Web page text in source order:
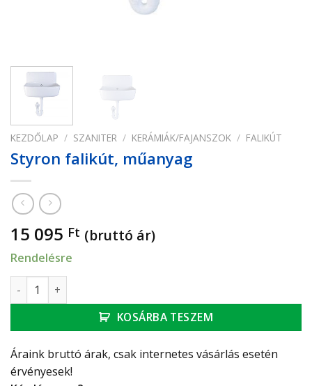
KEZDŐLAP / SZANITER / KERÁMIÁK/FAJANSZOK / FALIKÚT
Styron falikút, műanyag
15 095 Ft (bruttó ár)
Rendelésre
Styron falikút, műanyag mennyiség
KOSÁRBA TESZEM
Áraink bruttó árak, csak internetes vásárlás esetén
érvényesek!